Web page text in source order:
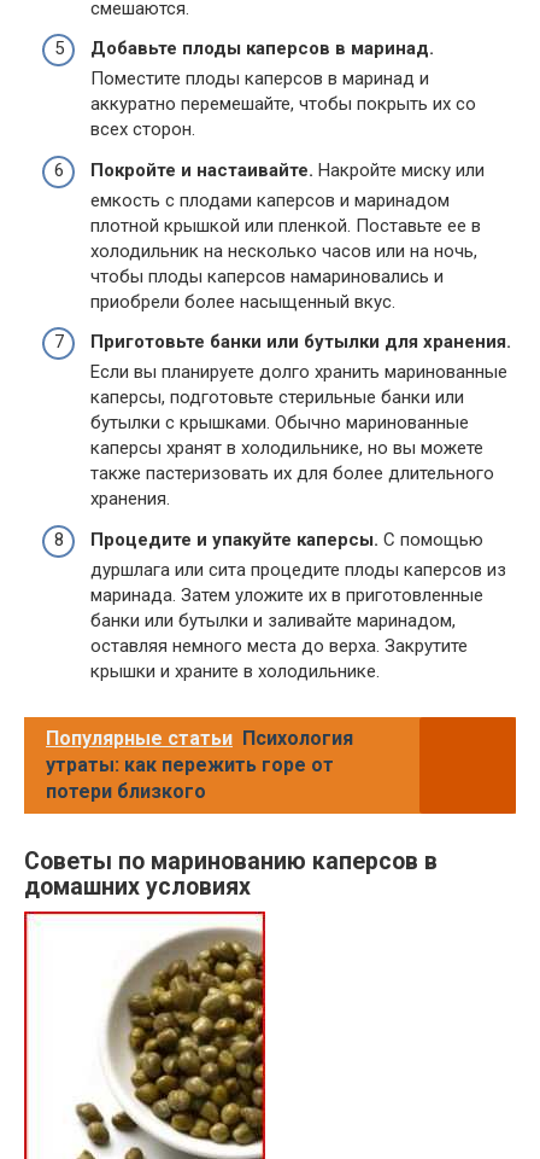
смешаются.
Добавьте плоды каперсов в маринад.
Поместите плоды каперсов в маринад и
аккуратно перемешайте, чтобы покрыть их со
всех сторон.
Покройте и настаивайте. Накройте миску или
емкость с плодами каперсов и маринадом
плотной крышкой или пленкой. Поставьте ее в
холодильник на несколько часов или на ночь,
чтобы плоды каперсов намариновались и
приобрели более насыщенный вкус.
Приготовьте банки или бутылки для хранения.
Если вы планируете долго хранить маринованные
каперсы, подготовьте стерильные банки или
бутылки с крышками. Обычно маринованные
каперсы хранят в холодильнике, но вы можете
также пастеризовать их для более длительного
хранения.
Процедите и упакуйте каперсы. С помощью
дуршлага или сита процедите плоды каперсов из
маринада. Затем уложите их в приготовленные
банки или бутылки и заливайте маринадом,
оставляя немного места до верха. Закрутите
крышки и храните в холодильнике.
Популярные статьи Психология
утраты: как пережить горе от
потери близкого
Советы по маринованию каперсов в
домашних условиях